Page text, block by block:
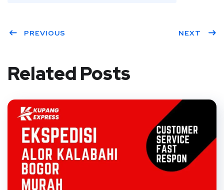
PREVIOUS NEXT
Related Posts